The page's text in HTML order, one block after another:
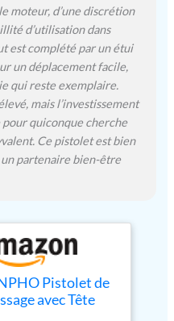
de massage
profonde. Et le
de massage des
profonds peut
jusqu'à 45 lb
de massage
soulager vos muscles
Charge rapide -
le pistolet de
musculaire avec le
fois. Pistolet de
portable - L'étui de
offre une solution
pour ranger le
moteur, d’une discrétion
d’utilisation dans
est complété par un étui
un déplacement facile,
qui reste exemplaire.
mais l’investissement
quiconque cherche
Ce pistolet est bien
un partenaire bien-être
Pistolet de
avec Tête